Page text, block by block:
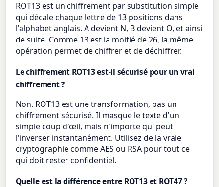
ROT13 est un chiffrement par substitution simple
qui décale chaque lettre de 13 positions dans
l'alphabet anglais. A devient N, B devient O, et ainsi
de suite. Comme 13 est la moitié de 26, la même
opération permet de chiffrer et de déchiffrer.
Le chiffrement ROT13 est-il sécurisé pour un vrai
chiffrement ?
Non. ROT13 est une transformation, pas un
chiffrement sécurisé. Il masque le texte d'un
simple coup d'œil, mais n'importe qui peut
l'inverser instantanément. Utilisez de la vraie
cryptographie comme AES ou RSA pour tout ce
qui doit rester confidentiel.
Quelle est la différence entre ROT13 et ROT47 ?